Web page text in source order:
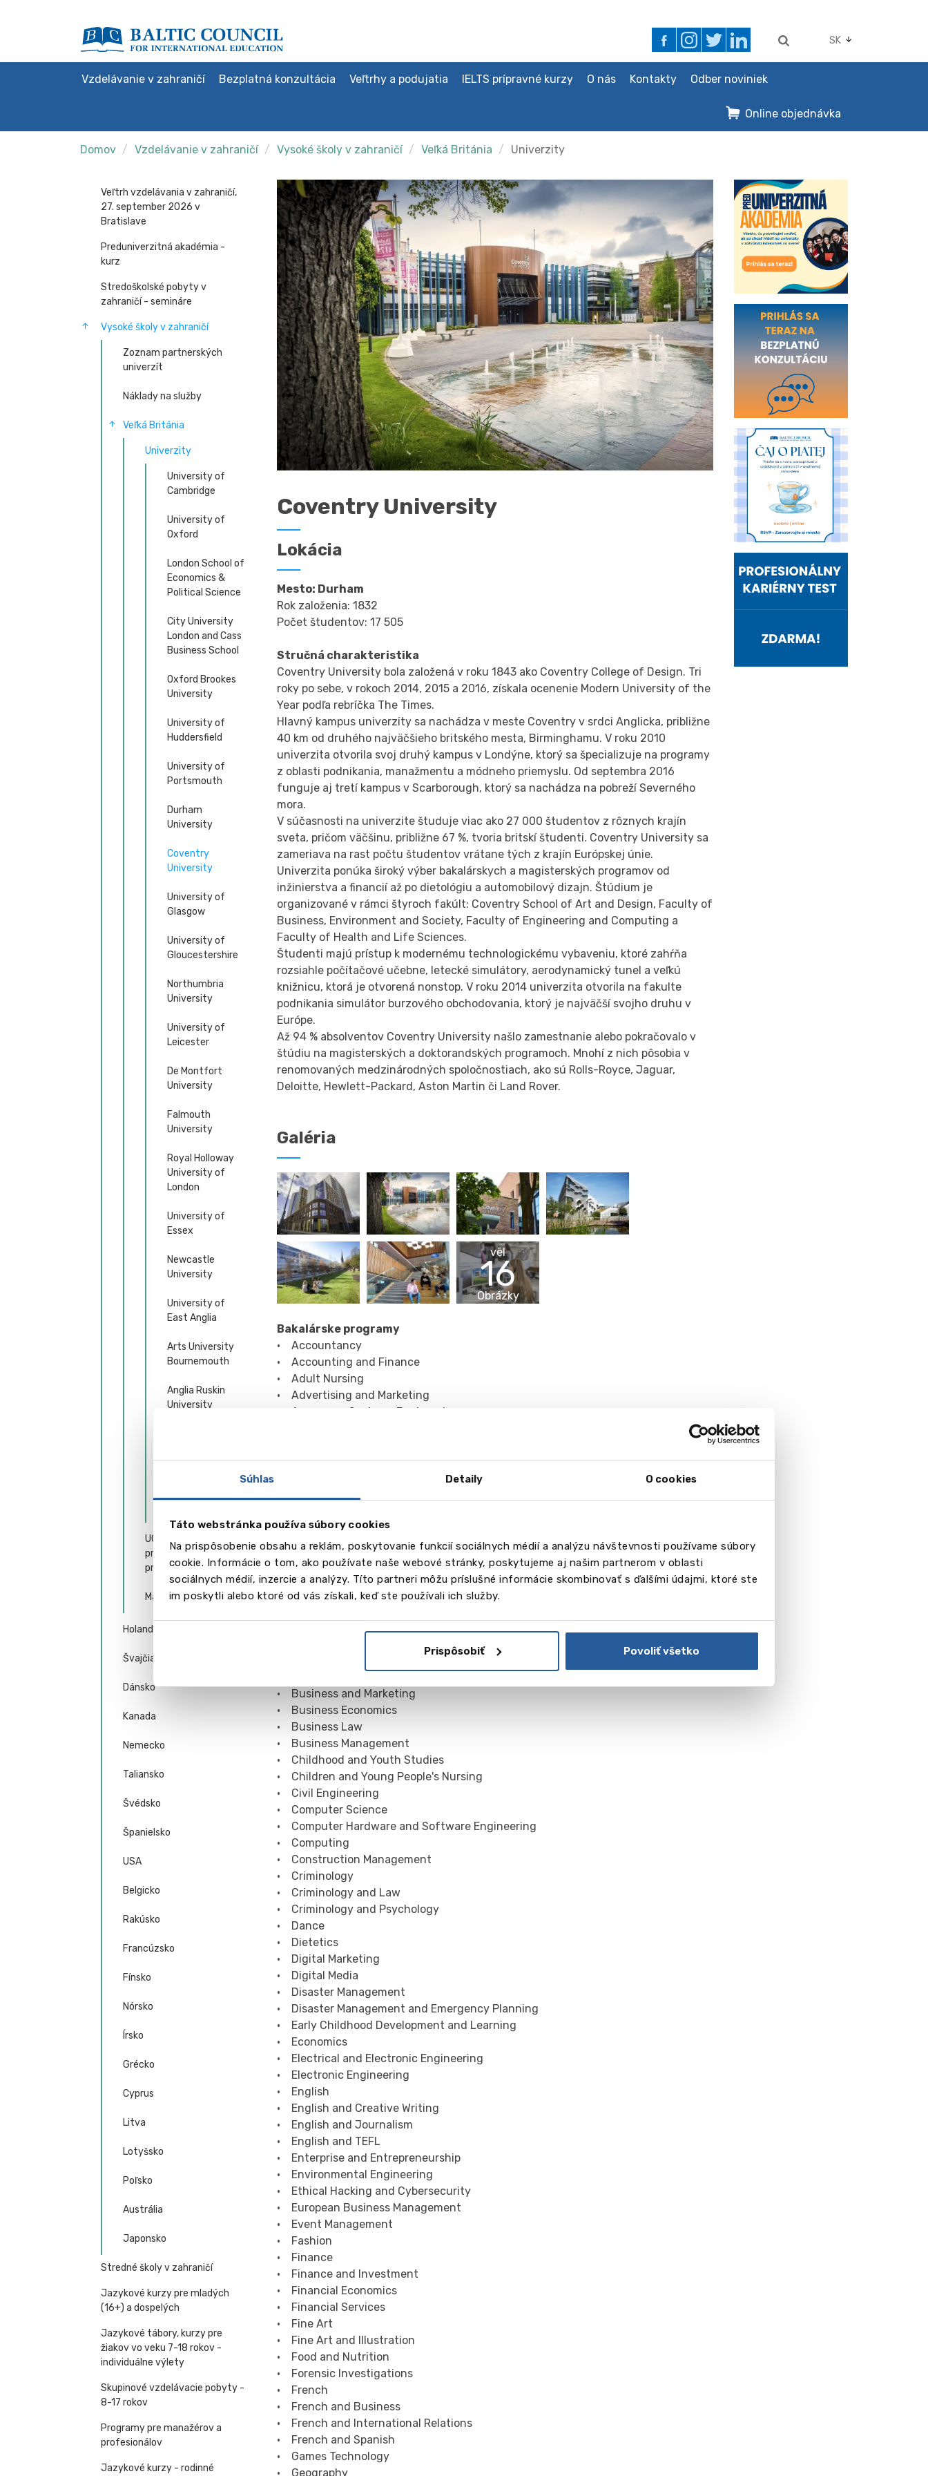
Súhlas Detaily O cookies
Táto webstránka používa súbory cookies
Na prispôsobenie obsahu a reklám, poskytovanie funkcií sociálnych médií a analýzu návštevnosti používame súbory
cookie. Informácie o tom, ako používate naše webové stránky, poskytujeme aj našim partnerom v oblasti
sociálnych médií, inzercie a analýzy. Títo partneri môžu príslušné informácie skombinovať s ďalšími údajmi, ktoré ste
im poskytli alebo ktoré od vás získali, keď ste používali ich služby.
Prispôsobiť Povoliť všetko
SK
Vzdelávanie v zahraničí Bezplatná konzultácia Veľtrhy a podujatia IELTS prípravné kurzy O nás Kontakty Odber noviniek
Online objednávka
Domov Vzdelávanie v zahraničí Vysoké školy v zahraničí Veľká Británia Univerzity
Veľtrh vzdelávania v zahraničí,
27. september 2026 v
Bratislave
Preduniverzitná akadémia -
kurz
Stredoškolské pobyty v
zahraničí - semináre
Vysoké školy v zahraničí
Zoznam partnerských
univerzít
Náklady na služby
Veľká Británia
Univerzity
University of
Cambridge
University of
Oxford
London School of
Economics &
Political Science
City University
London and Cass
Business School
Oxford Brookes
University
University of
Huddersfield
University of
Portsmouth
Durham
University
Coventry
University
University of
Glasgow
University of
Gloucestershire
Northumbria
University
University of
Leicester
De Montfort
University
Falmouth
University
Royal Holloway
University of
London
University of
Essex
Newcastle
University
University of
East Anglia
Arts University
Bournemouth
Anglia Ruskin
University
Solent University
UCPS – podpora pri
prijatí na bakalárske
programy
Magisterské štúdium
Holandsko
Švajčiarsko
Dánsko
Kanada
Nemecko
Taliansko
Švédsko
Španielsko
USA
Belgicko
Rakúsko
Francúzsko
Fínsko
Nórsko
Írsko
Grécko
Cyprus
Litva
Lotyšsko
Poľsko
Austrália
Japonsko
Stredné školy v zahraničí
Jazykové kurzy pre mladých
(16+) a dospelých
Jazykové tábory, kurzy pre
žiakov vo veku 7-18 rokov -
individuálne výlety
Skupinové vzdelávacie pobyty -
8-17 rokov
Programy pre manažérov a
profesionálov
Jazykové kurzy - rodinné
Coventry University
Lokácia
Mesto: Durham
Rok založenia: 1832
Počet študentov: 17 505
Stručná charakteristika
Coventry University bola založená v roku 1843 ako Coventry College of Design. Tri
roky po sebe, v rokoch 2014, 2015 a 2016, získala ocenenie Modern University of the
Year podľa rebríčka The Times.
Hlavný kampus univerzity sa nachádza v meste Coventry v srdci Anglicka, približne
40 km od druhého najväčšieho britského mesta, Birminghamu. V roku 2010
univerzita otvorila svoj druhý kampus v Londýne, ktorý sa špecializuje na programy
z oblasti podnikania, manažmentu a módneho priemyslu. Od septembra 2016
funguje aj tretí kampus v Scarborough, ktorý sa nachádza na pobreží Severného
mora.
V súčasnosti na univerzite študuje viac ako 27 000 študentov z rôznych krajín
sveta, pričom väčšinu, približne 67 %, tvoria britskí študenti. Coventry University sa
zameriava na rast počtu študentov vrátane tých z krajín Európskej únie.
Univerzita ponúka široký výber bakalárskych a magisterských programov od
inžinierstva a financií až po dietológiu a automobilový dizajn. Štúdium je
organizované v rámci štyroch fakúlt: Coventry School of Art and Design, Faculty of
Business, Environment and Society, Faculty of Engineering and Computing a
Faculty of Health and Life Sciences.
Študenti majú prístup k modernému technologickému vybaveniu, ktoré zahŕňa
rozsiahle počítačové učebne, letecké simulátory, aerodynamický tunel a veľkú
knižnicu, ktorá je otvorená nonstop. V roku 2014 univerzita otvorila na fakulte
podnikania simulátor burzového obchodovania, ktorý je najväčší svojho druhu v
Európe.
Až 94 % absolventov Coventry University našlo zamestnanie alebo pokračovalo v
štúdiu na magisterských a doktorandských programoch. Mnohí z nich pôsobia v
renomovaných medzinárodných spoločnostiach, ako sú Rolls-Royce, Jaguar,
Deloitte, Hewlett-Packard, Aston Martin či Land Rover.
Galéria
vēl
16
Obrázky
Bakalárske programy
• Accountancy
• Accounting and Finance
• Adult Nursing
• Advertising and Marketing
• Aerospace Systems Engineering
• Architectural Technology
• Automotive and Transport Design
• Aviation Management
• Biological and Chemical Science
• Biological and Forensic Sciences
• Biomedical Science
• Business and Human Resource Management
• Business and Marketing
• Business Economics
• Business Law
• Business Management
• Childhood and Youth Studies
• Children and Young People's Nursing
• Civil Engineering
• Computer Science
• Computer Hardware and Software Engineering
• Computing
• Construction Management
• Criminology
• Criminology and Law
• Criminology and Psychology
• Dance
• Dietetics
• Digital Marketing
• Digital Media
• Disaster Management
• Disaster Management and Emergency Planning
• Early Childhood Development and Learning
• Economics
• Electrical and Electronic Engineering
• Electronic Engineering
• English
• English and Creative Writing
• English and Journalism
• English and TEFL
• Enterprise and Entrepreneurship
• Environmental Engineering
• Ethical Hacking and Cybersecurity
• European Business Management
• Event Management
• Fashion
• Finance
• Finance and Investment
• Financial Economics
• Financial Services
• Fine Art
• Fine Art and Illustration
• Food and Nutrition
• Forensic Investigations
• French
• French and Business
• French and International Relations
• French and Spanish
• Games Technology
• Geography